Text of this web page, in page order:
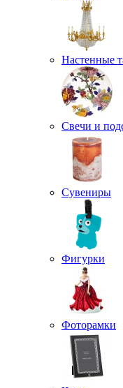
Настенные
Свечи и
Сувениры
Фигурки
Фоторамки